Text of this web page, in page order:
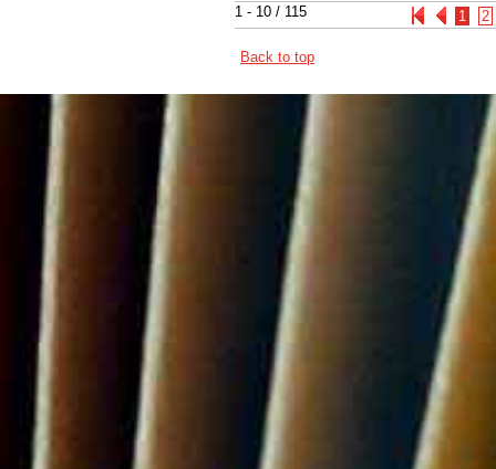
1 - 10 / 115 1 2
Back to top